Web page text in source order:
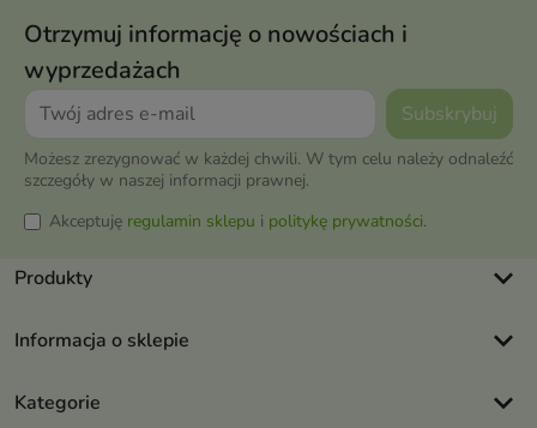
Otrzymuj informację o nowościach i
wyprzedażach
Możesz zrezygnować w każdej chwili. W tym celu należy odnaleźć
szczegóły w naszej informacji prawnej.
Akceptuję regulamin sklepu i politykę prywatności.
Produkty keyboard_arrow_down
Informacja o sklepie keyboard_arrow_down
Kategorie keyboard_arrow_down